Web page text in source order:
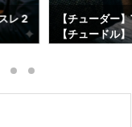
レ 2
【チューダー
【チュードル】